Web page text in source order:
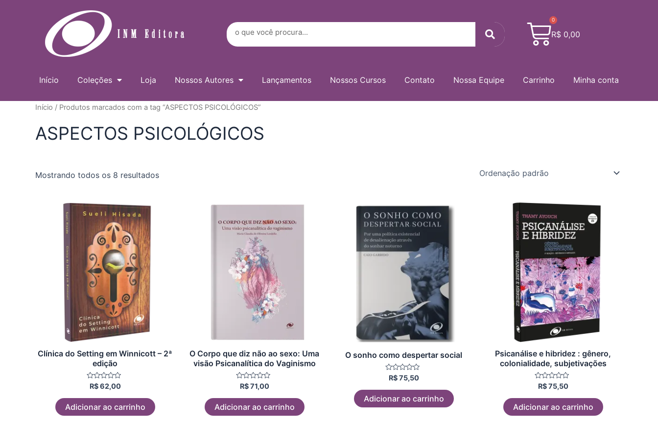
Search Search
R$ 0,00
0
Cart
Início Coleções Loja Nossos Autores Lançamentos Nossos Cursos Contato Nossa Equipe Carrinho Minha conta
Início / Produtos marcados com a tag “ASPECTOS PSICOLÓGICOS”
ASPECTOS PSICOLÓGICOS
Mostrando todos os 8 resultados
Clínica do Setting em Winnicott – 2ª
edição
Avaliação
de
5
R$62,00
Adicionar ao carrinho
O Corpo que diz não ao sexo: Uma
visão Psicanalítica do Vaginismo
Avaliação
de
5
R$71,00
Adicionar ao carrinho
O sonho como despertar social
Avaliação
de
5
R$75,50
Adicionar ao carrinho
Psicanálise e hibridez : gênero,
colonialidade, subjetivações
Avaliação
de
5
R$75,50
Adicionar ao carrinho
e-